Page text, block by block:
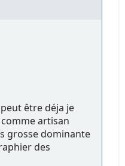
être déja je
artisan
grosse dominante
des